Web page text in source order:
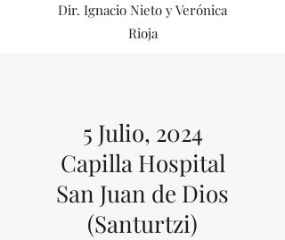
Dir. Ignacio Nieto y Verónica
Rioja
5 Julio, 2024
Capilla Hospital
San Juan de Dios
(Santurtzi)